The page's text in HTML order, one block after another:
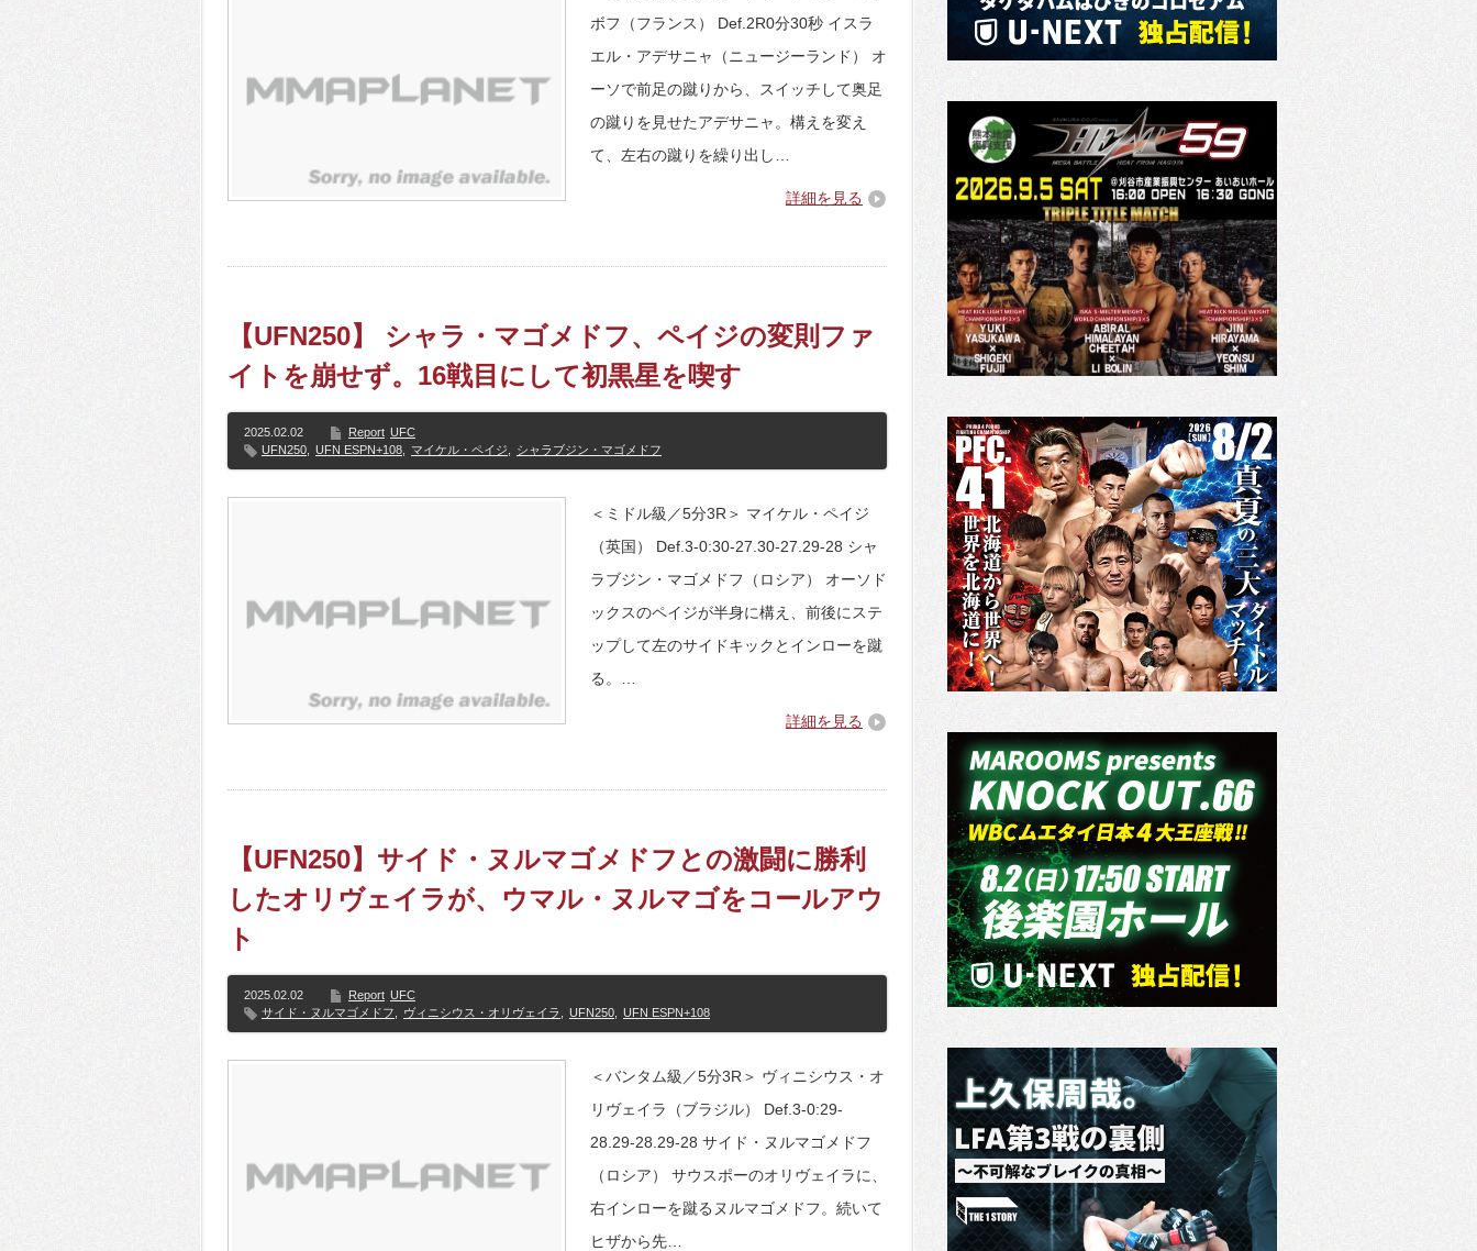
ボフ（フランス） Def.2R0分30秒 イスラ
エル・アデサニャ（ニュージーランド） オ
ーソで前足の蹴りから、スイッチして奥足
の蹴りを見せたアデサニャ。構えを変え
て、左右の蹴りを繰り出し…
詳細を見る
【UFN250】 シャラ・マゴメドフ、ペイジの変則ファ
イトを崩せず。16戦目にして初黒星を喫す
2025.02.02 Report UFC
UFN250
UFN ESPN+108 マイケル・ペイジ シャラブジン・マゴメドフ
＜ミドル級／5分3R＞ マイケル・ペイジ
（英国） Def.3-0:30-27.30-27.29-28 シャ
ラブジン・マゴメドフ（ロシア） オーソド
ックスのペイジが半身に構え、前後にステ
ップして左のサイドキックとインローを蹴
る。…
詳細を見る
【UFN250】サイド・ヌルマゴメドフとの激闘に勝利
したオリヴェイラが、ウマル・ヌルマゴをコールアウ
ト
2025.02.02 Report UFC
サイド・ヌルマゴメドフ
ヴィニシウス・オリヴェイラ UFN250 UFN ESPN+108
＜バンタム級／5分3R＞ ヴィニシウス・オ
リヴェイラ（ブラジル） Def.3-0:29-
28.29-28.29-28 サイド・ヌルマゴメドフ
（ロシア） サウスポーのオリヴェイラに、
右インローを蹴るヌルマゴメドフ。続いて
ヒザから先…